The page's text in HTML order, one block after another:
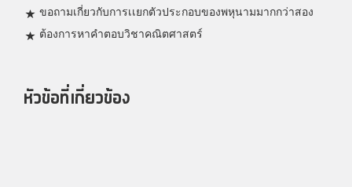
ขอถามเกี่ยวกับการเเยกตัวประกอบของพหุนามมากกว่าสอง
ต้องการหาคำตอบวิชาคณิตศาสตร์
หัวข้อที่เกี่ยวข้อง